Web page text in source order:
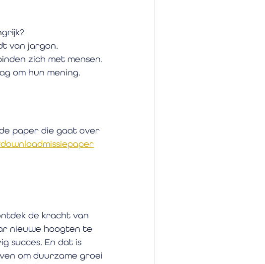
van jargon.
zich met mensen.
om hun mening.
paper die gaat over
de kracht van
nieuwe hoogten te
succes. En dat is
om duurzame groei